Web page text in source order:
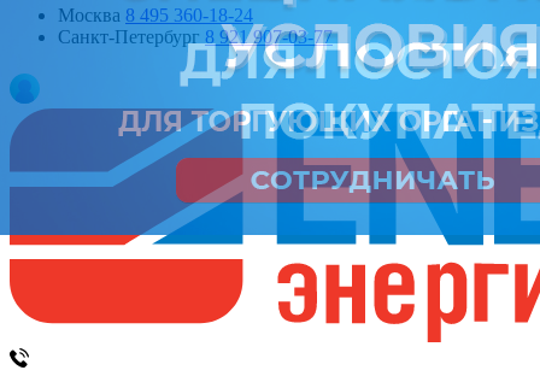
Москва 8 495 360-18-24
Санкт-Петербург 8 921 907-03-77